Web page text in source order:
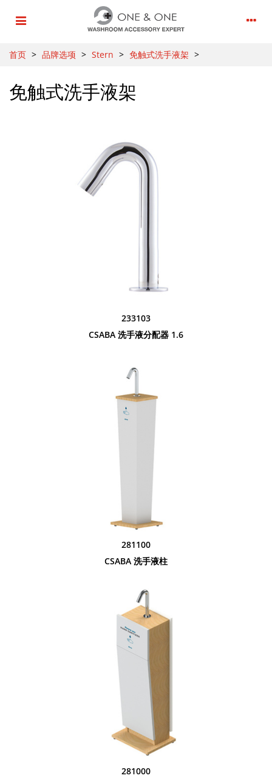
首页 > 品牌选项 > Stern > 免触式洗手液架 >
免触式洗手液架
233103
CSABA 洗手液分配器 1.6
281100
CSABA 洗手液柱
281000